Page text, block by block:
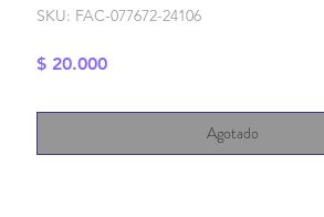
SKU: FAC-077672-24106
$ 20.000Precio
Agotado